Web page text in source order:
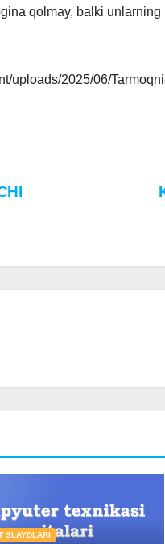
qolmay, balki
uploads/2025/06/
SLAYDLARI